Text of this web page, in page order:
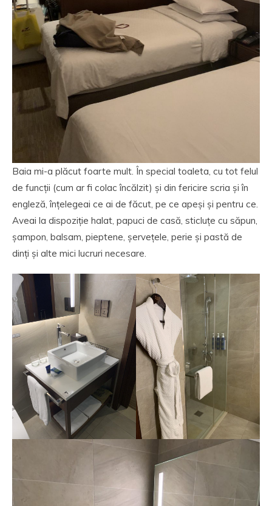
Baia mi-a plăcut foarte mult. În special toaleta, cu tot felul
de funcții (cum ar fi colac încălzit) și din fericire scria și în
engleză, înțelegeai ce ai de făcut, pe ce apeși și pentru ce.
Aveai la dispoziție halat, papuci de casă, sticluțe cu săpun,
șampon, balsam, pieptene, șervețele, perie și pastă de
dinți și alte mici lucruri necesare.